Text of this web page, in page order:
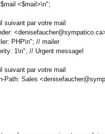
<$mail>\n";
suivant par votre mail
PHP\n"; // mailer
1\n"; // Urgent message!
suivant par votre mail
Path: Sales